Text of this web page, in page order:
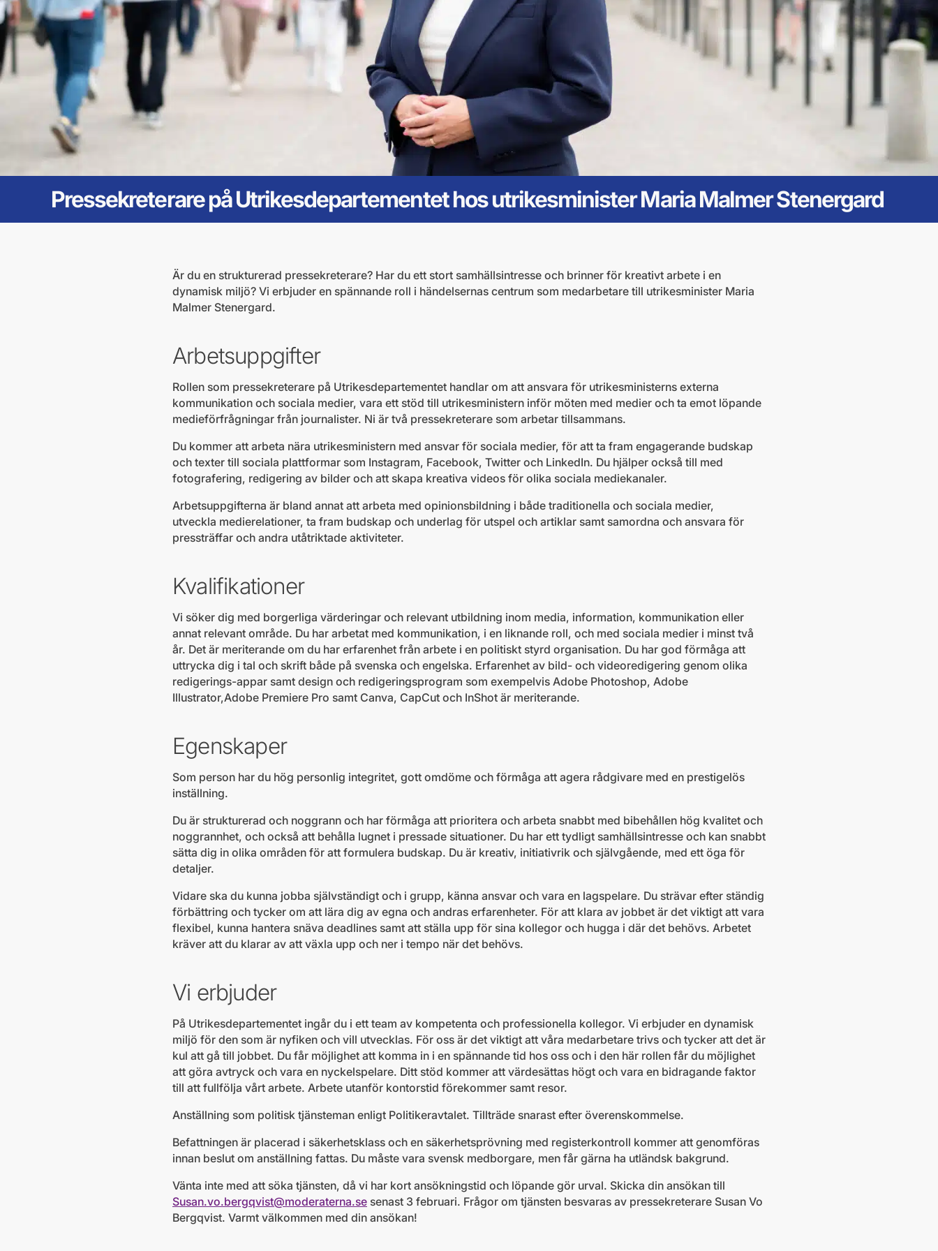
Pressekreterare på Utrikesdepartementet hos utrikesminister Maria Malmer Stenergard
Är du en strukturerad pressekreterare? Har du ett stort samhällsintresse och brinner för kreativt arbete i en
dynamisk miljö? Vi erbjuder en spännande roll i händelsernas centrum som medarbetare till utrikesminister Maria
Malmer Stenergard.
Arbetsuppgifter
Rollen som pressekreterare på Utrikesdepartementet handlar om att ansvara för utrikesministerns externa
kommunikation och sociala medier, vara ett stöd till utrikesministern inför möten med medier och ta emot löpande
medieförfrågningar från journalister. Ni är två pressekreterare som arbetar tillsammans.
Du kommer att arbeta nära utrikesministern med ansvar för sociala medier, för att ta fram engagerande budskap
och texter till sociala plattformar som Instagram, Facebook, Twitter och LinkedIn. Du hjälper också till med
fotografering, redigering av bilder och att skapa kreativa videos för olika sociala mediekanaler.
Arbetsuppgifterna är bland annat att arbeta med opinionsbildning i både traditionella och sociala medier,
utveckla medierelationer, ta fram budskap och underlag för utspel och artiklar samt samordna och ansvara för
pressträffar och andra utåtriktade aktiviteter.
Kvalifikationer
Vi söker dig med borgerliga värderingar och relevant utbildning inom media, information, kommunikation eller
annat relevant område. Du har arbetat med kommunikation, i en liknande roll, och med sociala medier i minst två
år. Det är meriterande om du har erfarenhet från arbete i en politiskt styrd organisation. Du har god förmåga att
uttrycka dig i tal och skrift både på svenska och engelska. Erfarenhet av bild- och videoredigering genom olika
redigerings-appar samt design och redigeringsprogram som exempelvis Adobe Photoshop, Adobe
Illustrator,Adobe Premiere Pro samt Canva, CapCut och InShot är meriterande.
Egenskaper
Som person har du hög personlig integritet, gott omdöme och förmåga att agera rådgivare med en prestigelös
inställning.
Du är strukturerad och noggrann och har förmåga att prioritera och arbeta snabbt med bibehållen hög kvalitet och
noggrannhet, och också att behålla lugnet i pressade situationer. Du har ett tydligt samhällsintresse och kan snabbt
sätta dig in olika områden för att formulera budskap. Du är kreativ, initiativrik och självgående, med ett öga för
detaljer.
Vidare ska du kunna jobba självständigt och i grupp, känna ansvar och vara en lagspelare. Du strävar efter ständig
förbättring och tycker om att lära dig av egna och andras erfarenheter. För att klara av jobbet är det viktigt att vara
flexibel, kunna hantera snäva deadlines samt att ställa upp för sina kollegor och hugga i där det behövs. Arbetet
kräver att du klarar av att växla upp och ner​ i tempo när det behövs.
Vi erbjuder
På Utrikesdepartementet ingår du i ett team av kompetenta och professionella kollegor. Vi erbjuder en dynamisk
miljö för den som är nyfiken och vill utvecklas. För oss är det viktigt att våra medarbetare trivs och tycker att det är
kul att gå till jobbet. Du får möjlighet att komma in i en spännande tid hos oss och i den här rollen får du möjlighet
att göra avtryck och vara en nyckelspelare. Ditt stöd kommer att värdesättas högt och vara en bidragande faktor
till att fullfölja vårt arbete. Arbete utanför kontorstid förekommer samt resor.
Anställning som politisk tjänsteman enligt Politikeravtalet. Tillträde snarast efter överenskommelse.
Befattningen är placerad i säkerhetsklass och en säkerhetsprövning med registerkontroll kommer att genomföras
innan beslut om anställning fattas. Du måste vara svensk medborgare, men får gärna ha utländsk bakgrund.
Vänta inte med att söka tjänsten, då vi har kort ansökningstid och löpande gör urval. Skicka din ansökan till
Susan.vo.bergqvist@moderaterna.se senast 3 februari.​ Frågor om tjänsten besvaras av pressekreterare Susan Vo
Bergqvist. Varmt välkommen med din ansökan!